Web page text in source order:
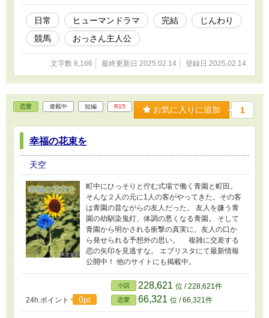
日常 ヒューマンドラマ 完結
じんわり
競馬
おっさん主人公
文字数 8,166 最終更新日 2025.02.14 登録日 2025.02.14
恋愛 連載中 短編 R15 お気に入りに追加 1
幸福の花束を
天空
町中にひっそりと佇む式場で働く青園と町田。
そんな２人の元に1人の客がやってきた。その客
は青園の昔ながらの友人だった。 友人を嫌う青
園の幼馴染鬼灯、体調の悪くなる青園。 そして
青園から明かされる衝撃の真実に、友人の口か
ら発せられる予想外の思い。 複雑に交差する
恋の矢印を見逃すな。 エブリスタにて最新情報
公開中！ 他のサイトにも掲載中。
24h.ポイント 0pt
小説 228,621 位 / 228,621件
恋愛 66,321 位 / 66,321件